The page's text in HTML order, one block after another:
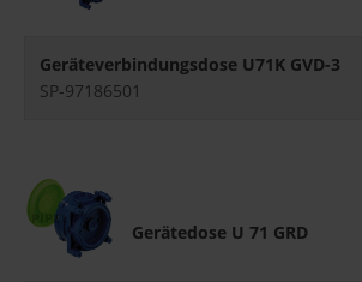
Geräteverbindungsdose U71K GVD-3
SP-97186501
Gerätedose U 71 GRD